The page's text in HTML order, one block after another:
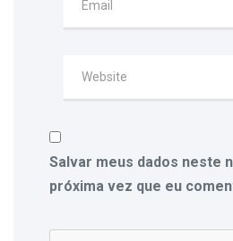
Salvar meus dados neste
próxima vez que eu